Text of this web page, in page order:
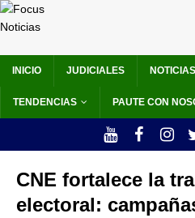
INICIO JUDICIALES NOTICIAS
TENDENCIAS PAUTE CON
CNE fortalece la
electoral: